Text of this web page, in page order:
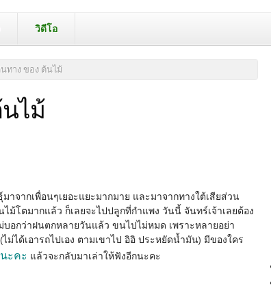
วิดีโอ
นทาง ของ ต้นไม้
ไม้
าจากเพื่อนๆเยอะแยะมากมาย และมาจากทางใต้เสียส่วน
ม้โตมากแล้ว ก็เลยจะไปปลูกที่กำแพง วันนี้ จันทร์เจ้าเลยต้อง
บอกว่าฝนตกหลายวันแล้ว ขนไปไม่หมด เพราะหลายอย่า
ม่ได้เอารถไปเอง ตามเขาไป อิอิ ประหยัดน้ำมัน) มีของใคร
ะคะ แล้วจะกลับมาเล่าให้ฟังอีกนะคะ